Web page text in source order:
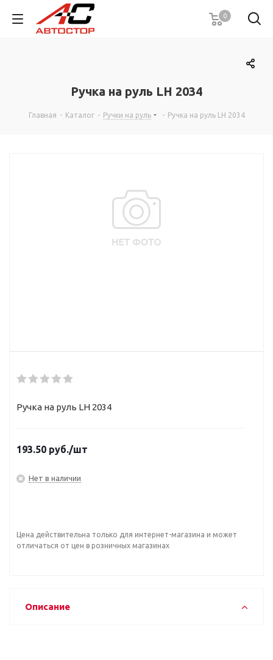
0
Ручка на руль LH 2034
Главная - Каталог - Ручки на руль - Ручка на руль LH 2034
Ручка на руль LH 2034
193.50 руб./шт
Нет в наличии
Цена действительна только для интернет-магазина и может
отличаться от цен в розничных магазинах
Описание